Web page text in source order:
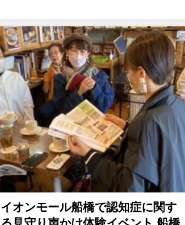
イオンモール船橋で認知症に関す